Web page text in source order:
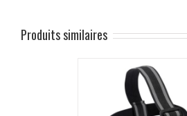
Produits similaires